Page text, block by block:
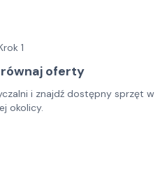
1
oferty
i znajdź dostępny sprzęt w
okolicy.